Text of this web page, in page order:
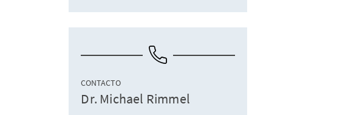
CONTACTO
Dr. Michael Rimmel